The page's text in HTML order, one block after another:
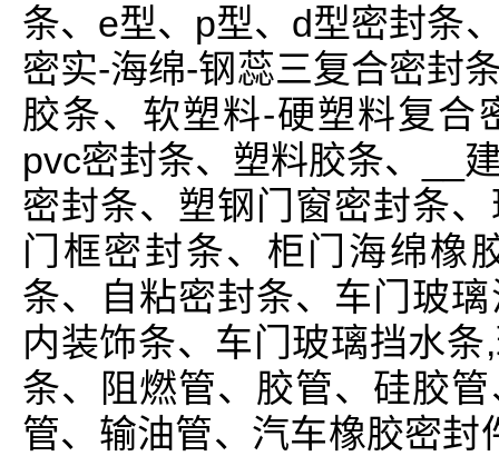
条、e型、p型、d型密封条
密实-海绵-钢蕊三复合密封
胶条、软塑料-硬塑料复合
pvc密封条、塑料胶条、__
密封条、塑钢门窗密封条
门框密封条、柜门海绵橡
条、自粘密封条、车门玻
内装饰条、车门玻璃挡水
条、阻燃管、胶管、硅胶
管、输油管、汽车橡胶密